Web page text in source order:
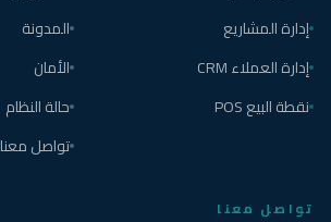
إدارة المشاريع
إدارة العملاء CRM
نقطة البيع POS
المدونة
الأمان
حالة النظام
تواصل معنا
تواصل معنا